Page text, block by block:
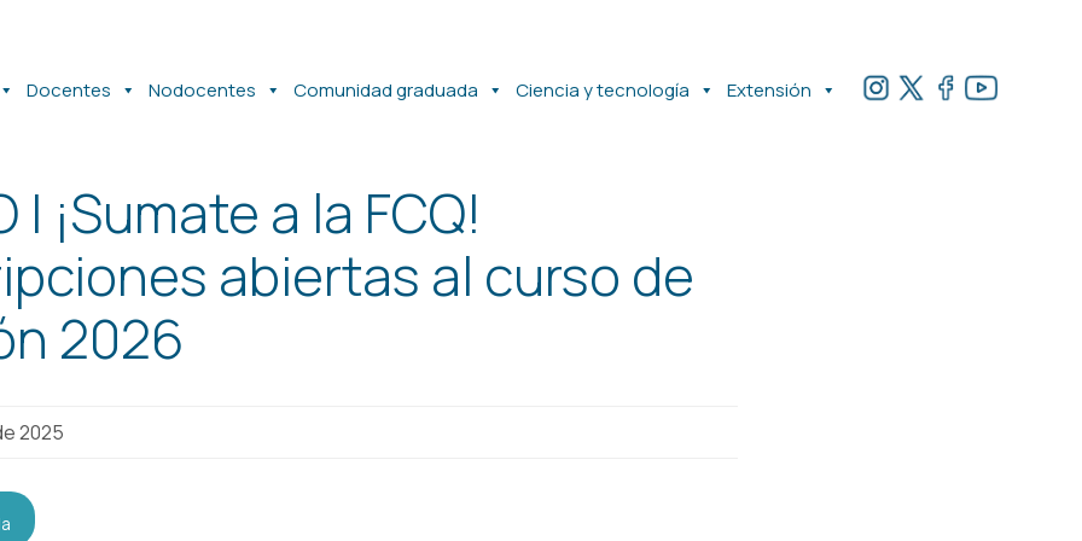
Docentes Nodocentes Comunidad graduada Ciencia y tecnología Extensión
| ¡Sumate a la FCQ!
abiertas al curso de
2026
2025